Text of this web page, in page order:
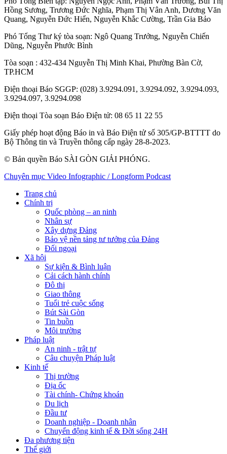
Hồng Sương, Trương Đức Nghĩa, Phạm Thị Vân Anh, Dương Văn
Quang, Nguyễn Đức Hiển, Nguyễn Khắc Cường, Trần Gia Bảo
Phó Tổng Thư ký tòa soạn: Ngô Quang Trưởng, Nguyễn Chiến
Dũng, Nguyễn Phước Bình
Tòa soạn : 432-434 Nguyễn Thị Minh Khai, Phường Bàn Cờ,
TP.HCM
Điện thoại Báo SGGP: (028) 3.9294.091, 3.9294.092, 3.9294.093,
3.9294.097, 3.9294.098
Điện thoại Tòa soạn Báo Điện tử: 08 65 11 22 55
Giấy phép hoạt động Báo in và Báo Điện tử số 305/GP-BTTTT do
Bộ Thông tin và Truyền thông cấp ngày 28-8-2023.
© Bản quyền Báo SÀI GÒN GIẢI PHÓNG.
Chuyên mục Video Infographic / Longform Podcast
Trang chủ
Chính trị
Quốc phòng – an ninh
Nhân sự
Xây dựng Đảng
Bảo vệ nền tảng tư tưởng của Đảng
Đối ngoại
Xã hội
Sự kiện & Bình luận
Cải cách hành chính
Đô thị
Giao thông
Tuổi trẻ cuộc sống
Bút Sài Gòn
Tin buồn
Môi trường
Pháp luật
An ninh - trật tự
Câu chuyện Pháp luật
Kinh tế
Thị trường
Địa ốc
Tài chính- Chứng khoán
Du lịch
Đầu tư
Doanh nghiệp - Doanh nhân
Chuyển động kinh tế & Đời sống 24H
Đa phương tiện
Thế giới